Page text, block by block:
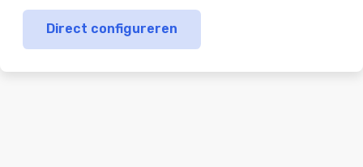
Direct configureren